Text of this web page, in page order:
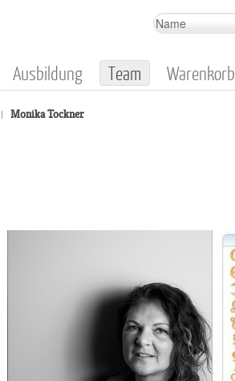
Ausbildung Team Warenkorb
Monika Tockner